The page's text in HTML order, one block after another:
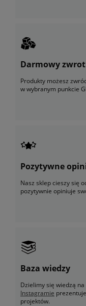
Darmowy zwrot
Produkty możesz
w wybranym punkcie
Pozytywne
Nasz sklep cieszy się
pozytywnie opiniuje
Baza wiedzy
Dzielimy się wiedzą
Instagramie
projektów.